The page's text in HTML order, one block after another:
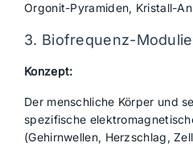
Orgonit-Pyramiden, Kristall-
3. Biofrequenz-
Konzept:
Der menschliche Körper und
spezifische
(Gehirnwellen, Herzschlag,